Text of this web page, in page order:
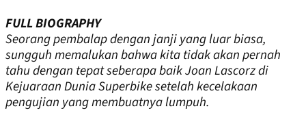
FULL BIOGRAPHY
Seorang pembalap dengan janji yang luar biasa,
sungguh memalukan bahwa kita tidak akan pernah
tahu dengan tepat seberapa baik Joan Lascorz di
Kejuaraan Dunia Superbike setelah kecelakaan
pengujian yang membuatnya lumpuh.